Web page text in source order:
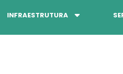
INFRAESTRUTURA